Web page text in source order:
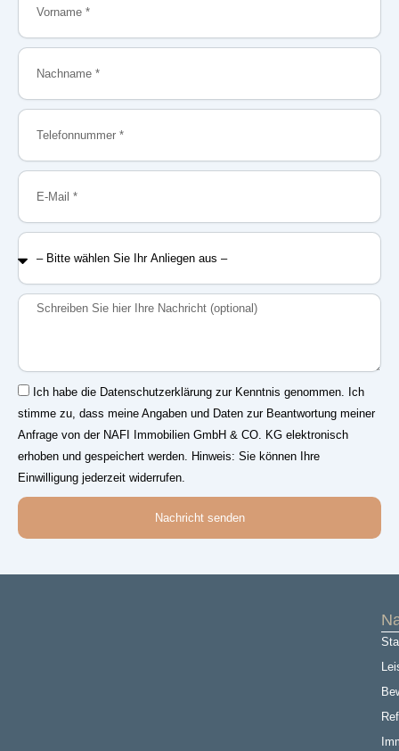
Nachname
Telefonnummer
E-
Mail
–
Bitte
Sie
Ihr
Nachricht
Einwilligung
Ich habe die Datenschutzerklärung zur Kenntnis genommen. Ich
stimme zu, dass meine Angaben und Daten zur Beantwortung meiner
Anfrage von der NAFI Immobilien GmbH & CO. KG elektronisch
erhoben und gespeichert werden. Hinweis: Sie können Ihre
Einwilligung jederzeit widerrufen.
Nachricht senden